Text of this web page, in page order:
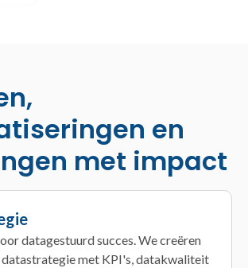
en
met impact
datagestuurd succes. We creëren
datastrategie met KPI's, datakwaliteit